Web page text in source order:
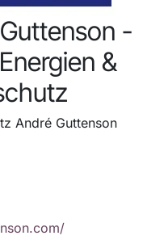
-
&
André Guttenson